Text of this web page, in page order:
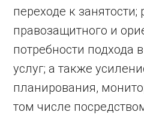
переходе к занятости;
правозащитного и
потребности подхода
услуг; а также
планирования,
том числе